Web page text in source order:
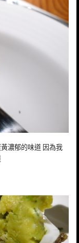
濃郁的味道 因為我